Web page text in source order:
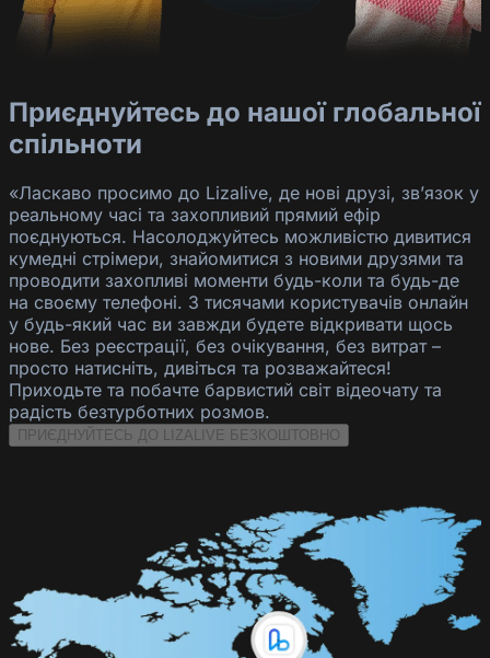
Приєднуйтесь до нашої глобальної
спільноти
«Ласкаво просимо до Lizalive, де нові друзі, зв’язок у
реальному часі та захопливий прямий ефір
поєднуються. Насолоджуйтесь можливістю дивитися
кумедні стрімери, знайомитися з новими друзями та
проводити захопливі моменти будь-коли та будь-де
на своєму телефоні. З тисячами користувачів онлайн
у будь-який час ви завжди будете відкривати щось
нове. Без реєстрації, без очікування, без витрат –
просто натисніть, дивіться та розважайтеся!
Приходьте та побачте барвистий світ відеочату та
радість безтурботних розмов.
ПРИЄДНУЙТЕСЬ ДО LIZALIVE БЕЗКОШТОВНО